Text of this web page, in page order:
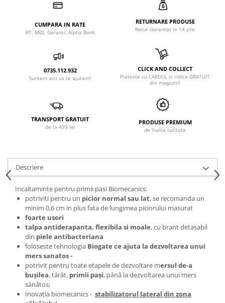
CUMPARA IN RATE
BT, BRD, Garanti, Alpha Bank
RETURNARE PRODUSE
Retur Garantat in 14 zile
0735.112.932
Suntem aici sa te ajutam!
CLICK AND COLLECT
Plateste cu CARDUL si ridica GRATUIT
din magazin!
TRANSPORT GRATUIT
de la 499 lei
PRODUSE PREMIUM
de înalta calitate
Descriere
Incaltaminte pentru primii pasi Biomecanics:
potriviti pentru un picior normal sau lat, se recomanda un
minim 0,6 cm in plus fata de lungimea piciorului masurat
foarte usori
talpa antiderapanta, flexibila si moale, cu brant detasabil
din piele antibacteriana
foloseste tehnologia Biogate ce ajuta la dezvoltarea unui
mers sanatos -
potrivit pentru toate etapele de dezvoltare mersul de-a
buşilea, târât, primii paşi, până la dezvoltarea unui mers
sănătos;
Inovaţia biomecanics - stabilizatorul lateral din zona